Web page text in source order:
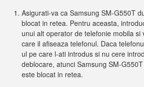
Asigurati-va ca Samsung SM-G550T
blocat in retea. Pentru aceasta,
unui alt operator de telefonie mobila si
care il afiseaza telefonul. Daca
ul pe care l-ati introdus si nu cere
deblocare, atunci Samsung SM-
este blocat in retea.